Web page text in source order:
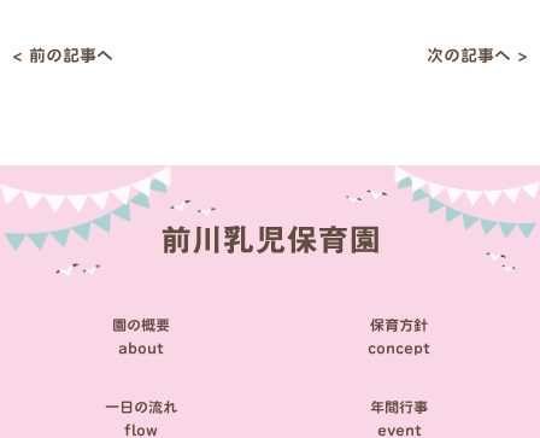
投
< 前の記事へ 次の記事へ >
園の概要
about
保育方針
concept
一日の流れ
flow
年間行事
event